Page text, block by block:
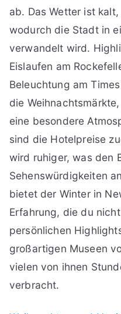
ab. Das Wetter ist
wodurch die Stadt in
verwandelt wird.
Eislaufen am
Beleuchtung am
die
eine besondere
sind die Hotelpreise
wird ruhiger, was den
Sehenswürdigkeiten
bietet der Winter in
Erfahrung, die du
persönlichen
großartigen Museen
vielen von ihnen
verbracht.